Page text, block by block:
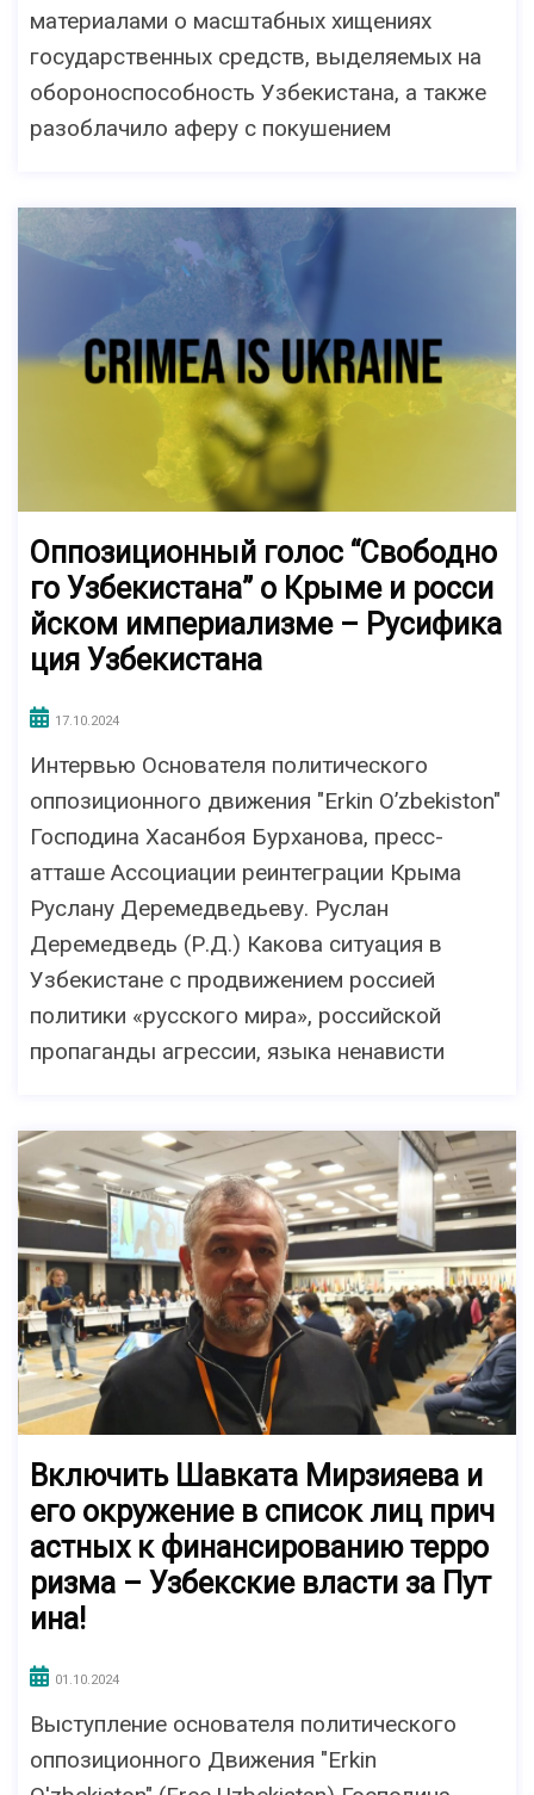
материалами о масштабных хищениях
государственных средств, выделяемых на
обороноспособность Узбекистана, а также
разоблачило аферу с покушением
Оппозиционный голос “Свободно
го Узбекистана” о Крыме и росси
йском империализме – Русифика
ция Узбекистана
17.10.2024
Интервью Основателя политического
оппозиционного движения "Erkin O’zbekiston"
Господина Хасанбоя Бурханова, пресс-
атташе Ассоциации реинтеграции Крыма
Руслану Деремедведьеву. Руслан
Деремедведь (Р.Д.) Какова ситуация в
Узбекистане с продвижением россией
политики «русского мира», российской
пропаганды агрессии, языка ненависти
Включить Шавката Мирзияева и
его окружение в список лиц прич
астных к финансированию терро
ризма – Узбекские власти за Пут
ина!
01.10.2024
Выступление основателя политического
оппозиционного Движения "Erkin